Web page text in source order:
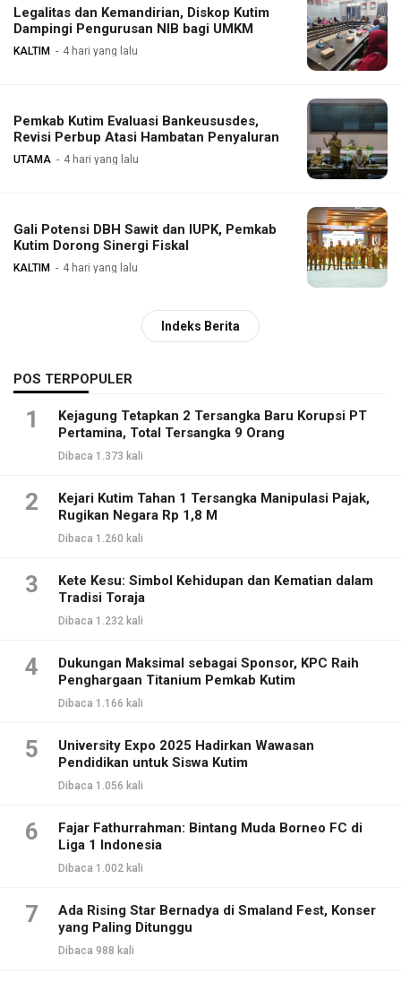
Legalitas dan Kemandirian, Diskop Kutim
Dampingi Pengurusan NIB bagi UMKM
KALTIM 4 hari yang lalu
Pemkab Kutim Evaluasi Bankeususdes,
Revisi Perbup Atasi Hambatan Penyaluran
UTAMA 4 hari yang lalu
Gali Potensi DBH Sawit dan IUPK, Pemkab
Kutim Dorong Sinergi Fiskal
KALTIM 4 hari yang lalu
Indeks Berita
POS TERPOPULER
1
Kejagung Tetapkan 2 Tersangka Baru Korupsi PT
Pertamina, Total Tersangka 9 Orang
Dibaca 1.373 kali
2
Kejari Kutim Tahan 1 Tersangka Manipulasi Pajak,
Rugikan Negara Rp 1,8 M
Dibaca 1.260 kali
3
Kete Kesu: Simbol Kehidupan dan Kematian dalam
Tradisi Toraja
Dibaca 1.232 kali
4
Dukungan Maksimal sebagai Sponsor, KPC Raih
Penghargaan Titanium Pemkab Kutim
Dibaca 1.166 kali
5
University Expo 2025 Hadirkan Wawasan
Pendidikan untuk Siswa Kutim
Dibaca 1.056 kali
6
Fajar Fathurrahman: Bintang Muda Borneo FC di
Liga 1 Indonesia
Dibaca 1.002 kali
7
Ada Rising Star Bernadya di Smaland Fest, Konser
yang Paling Ditunggu
Dibaca 988 kali